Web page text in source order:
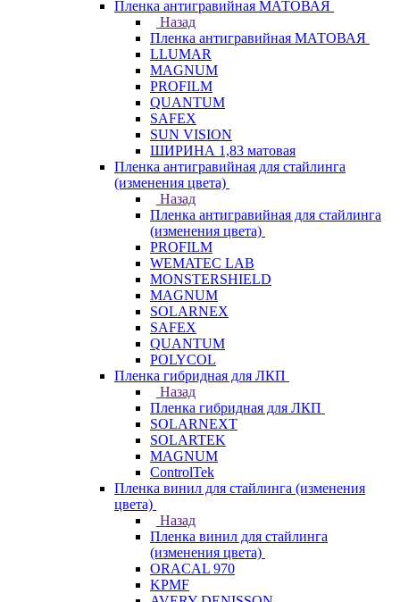
Пленка антигравийная МАТОВАЯ
Назад
Пленка антигравийная МАТОВАЯ
LLUMAR
MAGNUM
PROFILM
QUANTUM
SAFEX
SUN VISION
ШИРИНА 1,83 матовая
Пленка антигравийная для стайлинга
(изменения цвета)
Назад
Пленка антигравийная для стайлинга
(изменения цвета)
PROFILM
WEMATEC LAB
MONSTERSHIELD
MAGNUM
SOLARNEX
SAFEX
QUANTUM
POLYCOL
Пленка гибридная для ЛКП
Назад
Пленка гибридная для ЛКП
SOLARNEXT
SOLARTEK
MAGNUM
ControlTek
Пленка винил для стайлинга (изменения
цвета)
Назад
Пленка винил для стайлинга
(изменения цвета)
ORACAL 970
KPMF